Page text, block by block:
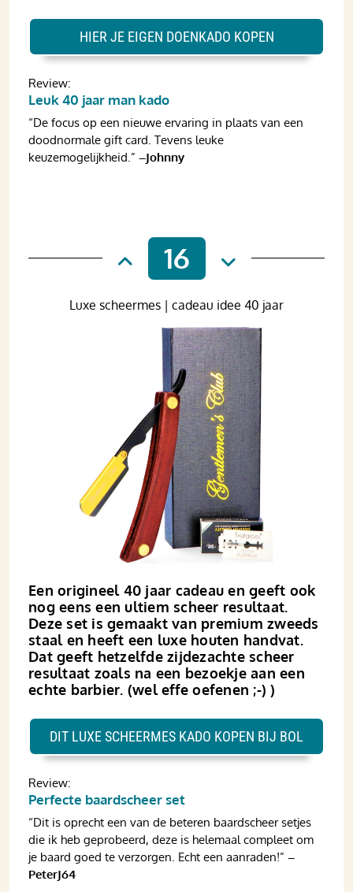
Review:
Leuk 40 jaar man kado
“De focus op een nieuwe ervaring in plaats van een
doodnormale gift card. Tevens leuke
keuzemogelijkheid.” –Johnny
HIER JE EIGEN DOENKADO KOPEN
16
Een origineel 40 jaar cadeau en geeft ook
nog eens een ultiem scheer resultaat.
Deze set is gemaakt van premium zweeds
staal en heeft een luxe houten handvat.
Dat geeft hetzelfde zijdezachte scheer
resultaat zoals na een bezoekje aan een
echte barbier. (wel effe oefenen ;-) )
Luxe scheermes | cadeau idee 40 jaar
Review:
Perfecte baardscheer set
“Dit is oprecht een van de beteren baardscheer setjes
die ik heb geprobeerd, deze is helemaal compleet om
je baard goed te verzorgen. Echt een aanraden!” –
PeterJ64
DIT LUXE SCHEERMES KADO KOPEN BIJ BOL